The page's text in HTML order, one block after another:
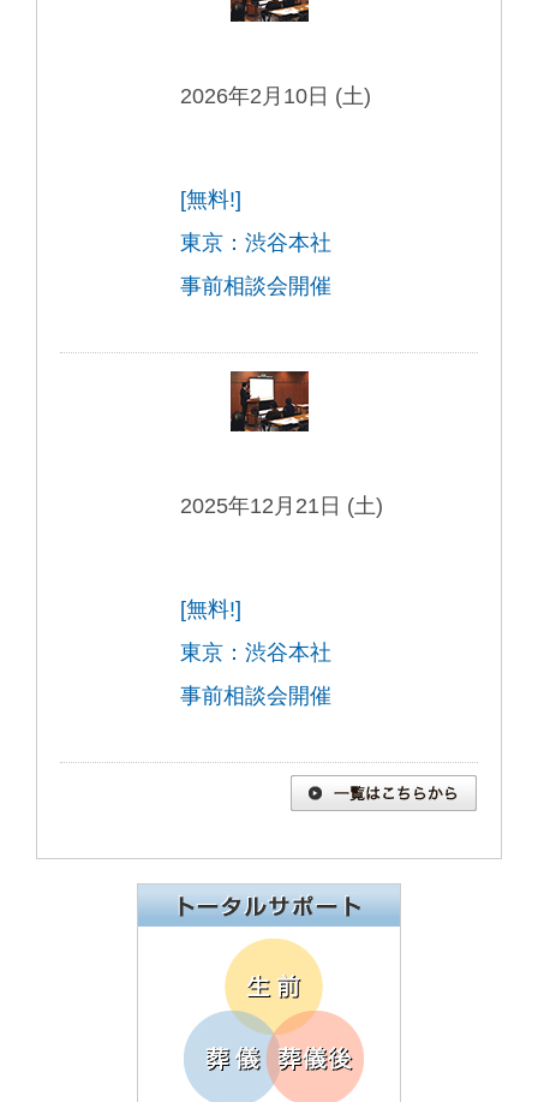
2026年2月10日 (土)
[無料!]
東京：渋谷本社
事前相談会開催
2025年12月21日 (土)
[無料!]
東京：渋谷本社
事前相談会開催